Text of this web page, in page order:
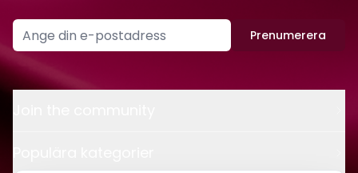
Prenumerera